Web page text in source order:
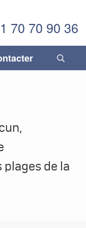
70 70 90 36
plages de la